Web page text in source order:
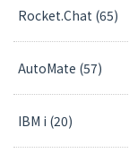
Rocket.Chat (65)
AutoMate (57)
IBM i (20)